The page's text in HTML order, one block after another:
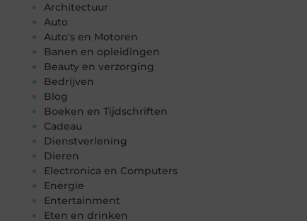
Architectuur
Auto
Auto's en Motoren
Banen en opleidingen
Beauty en verzorging
Bedrijven
Blog
Boeken en Tijdschriften
Cadeau
Dienstverlening
Dieren
Electronica en Computers
Energie
Entertainment
Eten en drinken